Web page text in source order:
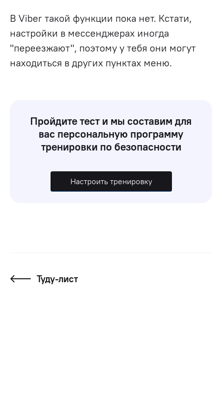
В Viber такой функции пока нет. Кстати,
настройки в мессенджерах иногда
"переезжают", поэтому у тебя они могут
находиться в других пунктах меню.
Пройдите тест и мы составим для
вас персональную программу
тренировки по безопасности
Настроить тренировку
Туду-лист